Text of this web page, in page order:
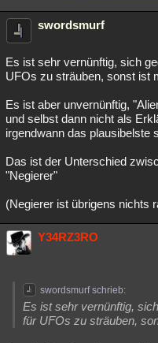
swordsmurf
Es ist sehr vernünftig, sich
UFOs zu sträuben, sonst ist
Es ist aber unvernünftig,
und selbst dann nicht als
irgendwann das plausibelste
Das ist der Unterschied
"Negierer"
(Negierer ist übrigens nichts
Y34RZ3RO
swordsmurf schrieb:
Es ist sehr vernünftig,
für UFOs zu sträuben,